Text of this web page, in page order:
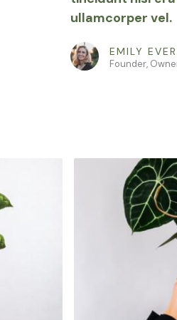
ullamcorper vel.
EMILY
Founder,